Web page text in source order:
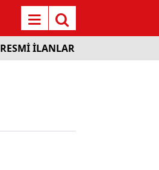
RESMİ İLANLAR